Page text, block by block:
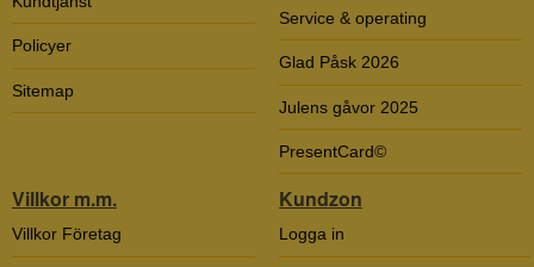
Policyer
Sitemap
Service & operating
Glad Påsk 2026
Julens gåvor 2025
PresentCard©
Villkor m.m.
Villkor Företag
Kundzon
Logga in